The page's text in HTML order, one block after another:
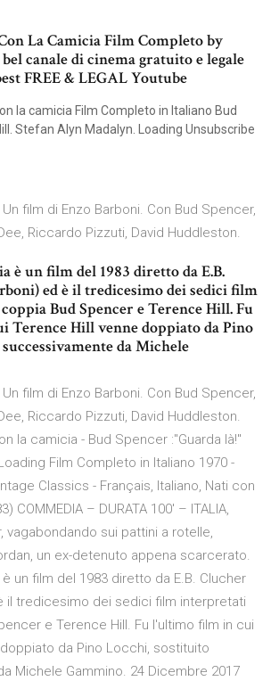
La Camicia Film Completo by
canale di cinema gratuito e legale
FREE & LEGAL Youtube
la camicia Film Completo in Italiano Bud
Stefan Alyn Madalyn. Loading Unsubscribe
film di Enzo Barboni. Con Bud Spencer,
Riccardo Pizzuti, David Huddleston.
è un film del 1983 diretto da E.B.
ed è il tredicesimo dei sedici film
Bud Spencer e Terence Hill. Fu
Hill venne doppiato da Pino
da Michele
film di Enzo Barboni. Con Bud Spencer,
Riccardo Pizzuti, David Huddleston.
la camicia - Bud Spencer :"Guarda là!"
Film Completo in Italiano 1970 -
Classics - Français, Italiano, Nati con
COMMEDIA – DURATA 100′ – ITALIA,
vagabondando sui pattini a rotelle,
un ex-detenuto appena scarcerato.
un film del 1983 diretto da E.B. Clucher
il tredicesimo dei sedici film interpretati
e Terence Hill. Fu l'ultimo film in cui
da Pino Locchi, sostituito
Michele Gammino. 24 Dicembre 2017